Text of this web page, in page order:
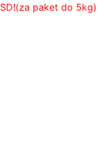
paket do 5kg)